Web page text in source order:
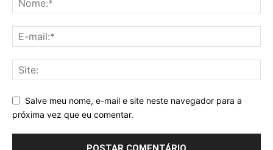
Salve meu nome, e-mail e site neste navegador para a
próxima vez que eu comentar.